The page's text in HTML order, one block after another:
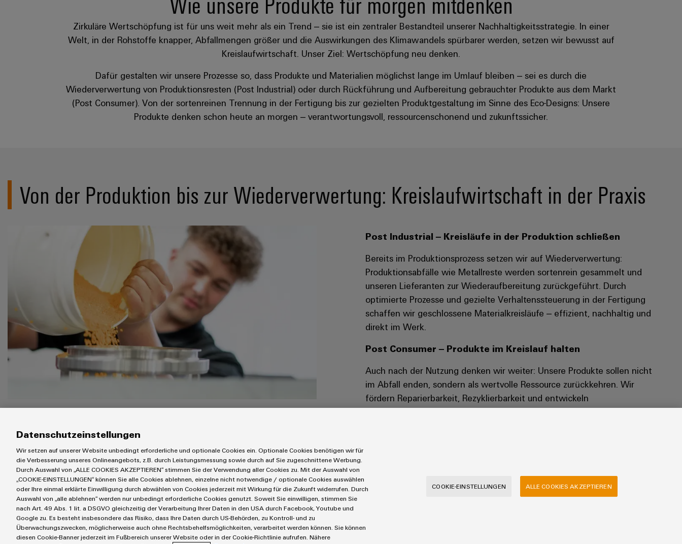
Zirkuläre Wertschöpfung ist für uns weit mehr als ein Trend – sie ist ein zentraler Bestandteil unserer Nachhaltigkeitsstrategie. In einer
Welt, in der Rohstoffe knapper, Abfallmengen größer und die Auswirkungen des Klimawandels spürbarer werden, setzen wir bewusst auf
Kreislaufwirtschaft. Unser Ziel: Wertschöpfung neu denken.
Dafür gestalten wir unsere Prozesse so, dass Produkte und Materialien möglichst lange im Umlauf bleiben – sei es durch die
Wiederverwertung von Produktionsresten (Post Industrial) oder durch Rückführung und Aufbereitung gebrauchter Produkte aus dem Markt
(Post Consumer). Von der sortenreinen Trennung in der Fertigung bis zur gezielten Produktgestaltung im Sinne des Eco-Designs: Unsere
Produkte denken schon heute an morgen – verantwortungsvoll, ressourcenschonend und zukunftssicher.
Von der Produktion bis zur Wiederverwertung: Kreislaufwirtschaft in der Praxis
Post Industrial – Kreisläufe in der Produktion schließen
Bereits im Produktionsprozess setzen wir auf Wiederverwertung:
Produktionsabfälle wie Metallreste werden sortenrein gesammelt und
unseren Lieferanten zur Wiederaufbereitung zurückgeführt. Durch
optimierte Prozesse und gezielte Verhaltenssteuerung in der Fertigung
schaffen wir geschlossene Materialkreisläufe – effizient, nachhaltig und
direkt im Werk.
Post Consumer – Produkte im Kreislauf halten
Auch nach der Nutzung denken wir weiter: Unsere Produkte sollen nicht
im Abfall enden, sondern als wertvolle Ressource zurückkehren. Wir
fördern Reparierbarkeit, Rezyklierbarkeit und entwickeln
Rücknahmelösungen, um Materialien aus gebrauchten Produkten wieder
Unser Endwinkel – 100 % recycelt, 100 % Verantwortung
Datenschutzeinstellungen
Wir setzen auf unserer Website unbedingt erforderliche und optionale Cookies ein. Optionale Cookies benötigen wir für
die Verbesserung unseres Onlineangebots, z.B. durch Leistungsmessung sowie durch auf Sie zugeschnittene Werbung.
Durch Auswahl von „ALLE COOKIES AKZEPTIEREN“ stimmen Sie der Verwendung aller Cookies zu. Mit der Auswahl von
„COOKIE-EINSTELLUNGEN“ können Sie alle Cookies ablehnen, einzelne nicht notwendige / optionale Cookies auswählen
oder Ihre einmal erklärte Einwilligung durch abwählen von Cookies jederzeit mit Wirkung für die Zukunft widerrufen. Durch
Auswahl von „alle ablehnen“ werden nur unbedingt erforderliche Cookies genutzt. Soweit Sie einwilligen, stimmen Sie
nach Art. 49 Abs. 1 lit. a DSGVO gleichzeitig der Verarbeitung Ihrer Daten in den USA durch Facebook, Youtube und
Google zu. Es besteht insbesondere das Risiko, dass Ihre Daten durch US-Behörden, zu Kontroll- und zu
Überwachungszwecken, möglicherweise auch ohne Rechtsbehelfsmöglichkeiten, verarbeitet werden können. Sie können
diesen Cookie-Banner jederzeit im Fußbereich unserer Website oder in der Cookie-Richtlinie aufrufen. Nähere
COOKIE-EINSTELLUNGEN ALLE COOKIES AKZEPTIEREN